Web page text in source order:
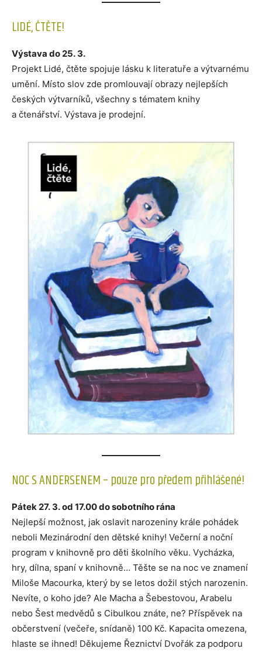
LIDÉ, ČTĚTE!
Výstava do 25. 3.
Projekt Lidé, čtěte spojuje lásku k literatuře a výtvarnému
umění. Místo slov zde promlouvají obrazy nejlepších
českých výtvarníků, všechny s tématem knihy
a čtenářství. Výstava je prodejní.
NOC S ANDERSENEM – pouze pro předem přihlášené!
Pátek 27. 3. od 17.00 do sobotního rána
Nejlepší možnost, jak oslavit narozeniny krále pohádek
neboli Mezinárodní den dětské knihy! Večerní a noční
program v knihovně pro děti školního věku. Vycházka,
hry, dílna, spaní v knihovně… Těšte se na noc ve znamení
Miloše Macourka, který by se letos dožil stých narozenin.
Nevíte, o koho jde? Ale Macha a Šebestovou, Arabelu
nebo Šest medvědů s Cibulkou znáte, ne? Příspěvek na
občerstvení (večeře, snídaně) 100 Kč. Kapacita omezena,
hlaste se ihned! Děkujeme Řeznictví Dvořák za podporu